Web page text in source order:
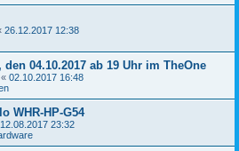
26.12.2017 12:38
04.10.2017 ab 19 Uhr im TheOne
« 02.10.2017 16:48
WHR-HP-G54
12.08.2017 23:32